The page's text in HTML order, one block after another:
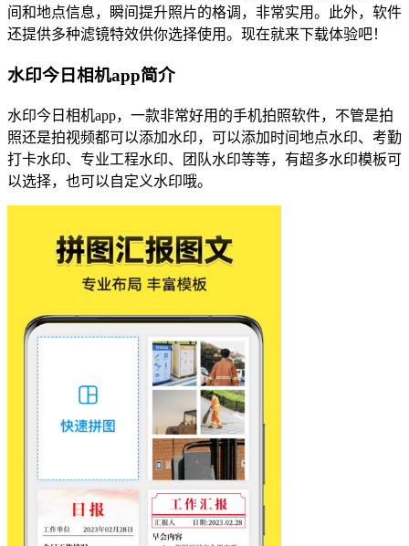
间和地点信息，瞬间提升照片的格调，非常实用。此外，软件
还提供多种滤镜特效供你选择使用。现在就来下载体验吧！
水印今日相机app简介
水印今日相机app，一款非常好用的手机拍照软件，不管是拍
照还是拍视频都可以添加水印，可以添加时间地点水印、考勤
打卡水印、专业工程水印、团队水印等等，有超多水印模板可
以选择，也可以自定义水印哦。